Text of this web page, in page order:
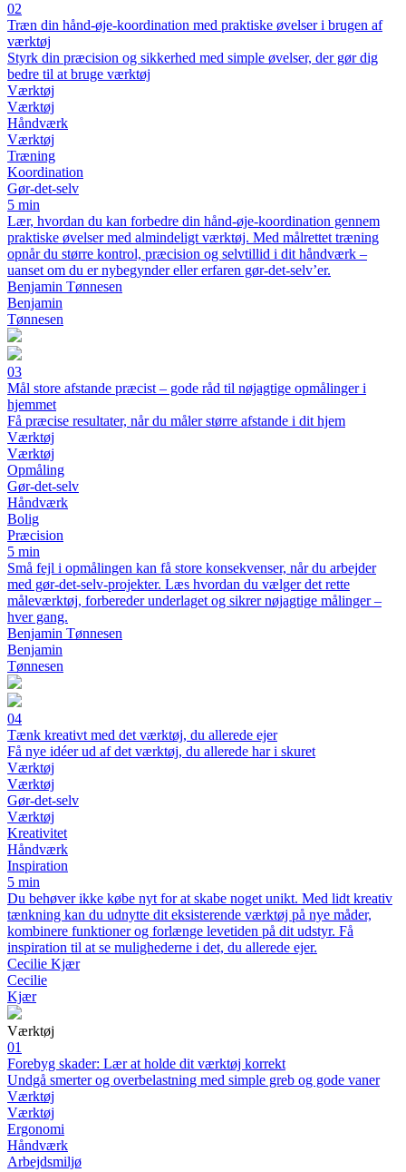
02
Træn din hånd-øje-koordination med praktiske øvelser i brugen af
værktøj
Styrk din præcision og sikkerhed med simple øvelser, der gør dig
bedre til at bruge værktøj
Værktøj
Værktøj
Håndværk
Værktøj
Træning
Koordination
Gør-det-selv
5 min
Lær, hvordan du kan forbedre din hånd-øje-koordination gennem
praktiske øvelser med almindeligt værktøj. Med målrettet træning
opnår du større kontrol, præcision og selvtillid i dit håndværk –
uanset om du er nybegynder eller erfaren gør-det-selv’er.
Benjamin Tønnesen
Benjamin
Tønnesen
03
Mål store afstande præcist – gode råd til nøjagtige opmålinger i
hjemmet
Få præcise resultater, når du måler større afstande i dit hjem
Værktøj
Værktøj
Opmåling
Gør-det-selv
Håndværk
Bolig
Præcision
5 min
Små fejl i opmålingen kan få store konsekvenser, når du arbejder
med gør-det-selv-projekter. Læs hvordan du vælger det rette
måleværktøj, forbereder underlaget og sikrer nøjagtige målinger –
hver gang.
Benjamin Tønnesen
Benjamin
Tønnesen
04
Tænk kreativt med det værktøj, du allerede ejer
Få nye idéer ud af det værktøj, du allerede har i skuret
Værktøj
Værktøj
Gør-det-selv
Værktøj
Kreativitet
Håndværk
Inspiration
5 min
Du behøver ikke købe nyt for at skabe noget unikt. Med lidt kreativ
tænkning kan du udnytte dit eksisterende værktøj på nye måder,
kombinere funktioner og forlænge levetiden på dit udstyr. Få
inspiration til at se mulighederne i det, du allerede ejer.
Cecilie Kjær
Cecilie
Kjær
Værktøj
01
Forebyg skader: Lær at holde dit værktøj korrekt
Undgå smerter og overbelastning med simple greb og gode vaner
Værktøj
Værktøj
Ergonomi
Håndværk
Arbejdsmiljø